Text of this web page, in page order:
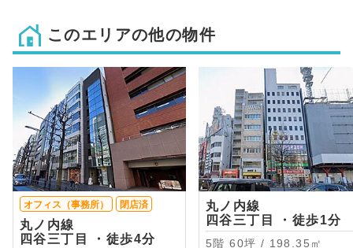
このエリアの他の物件
オフィス（事務所） 閉店済
丸ノ内線
四谷三丁目 ・徒歩4分
丸ノ内線
四谷三丁目 ・徒歩1分
5階 60坪 / 198.35㎡